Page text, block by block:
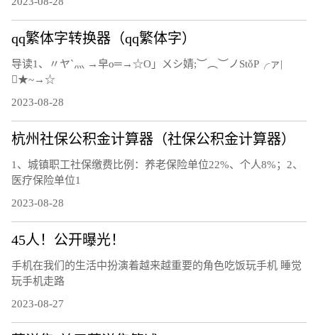
qq繁体字转换器（qq繁体字）
导读1、〃ヤ`灬 →皁ο═→☆Ο」ㄨシ婧;︶︵︶ノStǒΡ╭ァ|
★~→☆
2023-08-28
杭州社保公积金计算器（社保公积金计算器）
1、城镇职工社保缴费比例：养老保险单位22%、个人8%；2、
医疗保险单位1
2023-08-28
45人！公开曝光！
手机在我们的生活中扮演着越来越重要的角色吃饭玩手机 睡觉
玩手机走路
2023-08-27